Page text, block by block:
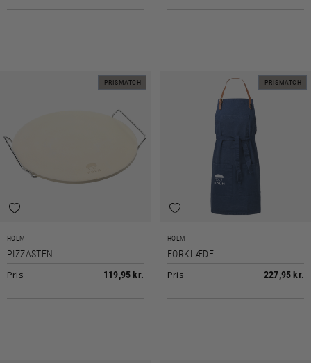
PRISMATCH
HOLM
PIZZASTEN
Pris 119,95 kr.
PRISMATCH
HOLM
FORKLÆDE
Pris 227,95 kr.